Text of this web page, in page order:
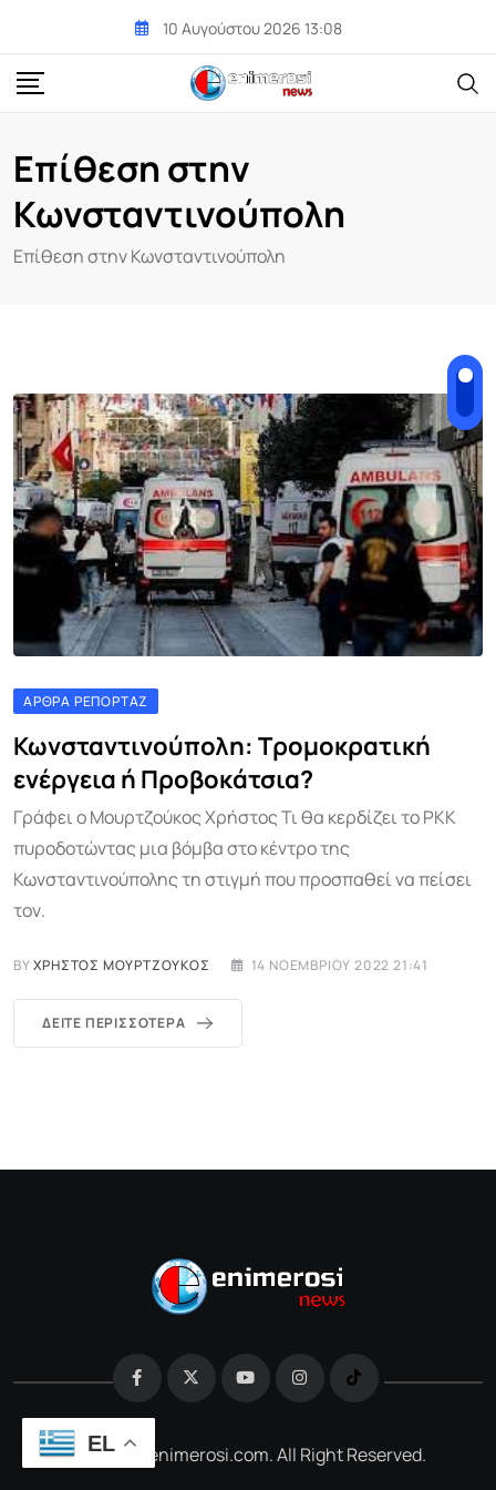
content
10 Αυγούστου 2026 13:08
Επίθεση στην
Κωνσταντινούπολη
Επίθεση στην Κωνσταντινούπολη
ΆΡΘΡΑ ΡΕΠΟΡΤΆΖ
Κωνσταντινούπολη: Τρομοκρατική
ενέργεια ή Προβοκάτσια?
Γράφει ο Μουρτζούκος Χρήστος Τι θα κερδίζει το PKK
πυροδοτώντας μια βόμβα στο κέντρο της
Κωνσταντινούπολης τη στιγμή που προσπαθεί να πείσει
τον.
BYΧΡΉΣΤΟΣ ΜΟΥΡΤΖΟΎΚΟΣ 14 ΝΟΕΜΒΡΊΟΥ 2022 21:41
ΔΕΊΤΕ ΠΕΡΙΣΣΌΤΕΡΑ
@2026 e-enimerosi.com. All Right Reserved.
EL